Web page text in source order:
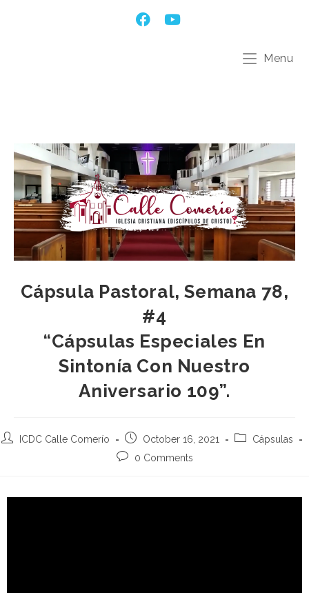
Menu
Cápsula Pastoral, Semana 78,
#4
“Cápsulas Especiales En
Sintonía Con Nuestro
Aniversario 109”.
ICDC Calle Comerío October 16, 2021
Cápsulas
0 Comments